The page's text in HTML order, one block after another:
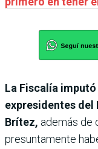
La Fiscalía
expresidentes del
Brítez, además de
presuntamente